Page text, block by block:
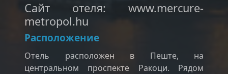
Сайт отеля: www.mercure-
metropol.hu
Расположение
Отель расположен в Пеште, на
центральном проспекте Ракоци. Рядом